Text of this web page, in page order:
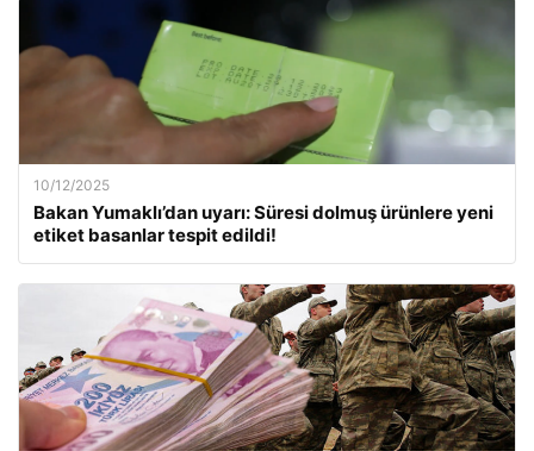
10/12/2025
Bakan Yumaklı’dan uyarı: Süresi dolmuş ürünlere yeni
etiket basanlar tespit edildi!